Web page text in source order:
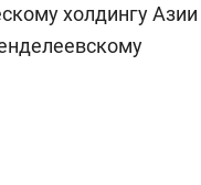
холдингу Азии